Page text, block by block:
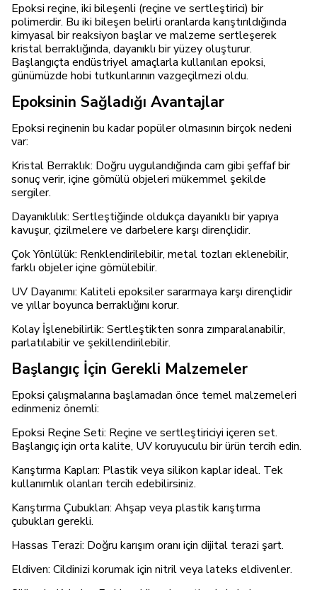
Epoksi reçine, iki bileşenli (reçine ve sertleştirici) bir
polimerdir. Bu iki bileşen belirli oranlarda karıştırıldığında
kimyasal bir reaksiyon başlar ve malzeme sertleşerek
kristal berraklığında, dayanıklı bir yüzey oluşturur.
Başlangıçta endüstriyel amaçlarla kullanılan epoksi,
günümüzde hobi tutkunlarının vazgeçilmezi oldu.
Epoksinin Sağladığı Avantajlar
Epoksi reçinenin bu kadar popüler olmasının birçok nedeni
var:
Kristal Berraklık: Doğru uygulandığında cam gibi şeffaf bir
sonuç verir, içine gömülü objeleri mükemmel şekilde
sergiler.
Dayanıklılık: Sertleştiğinde oldukça dayanıklı bir yapıya
kavuşur, çizilmelere ve darbelere karşı dirençlidir.
Çok Yönlülük: Renklendirilebilir, metal tozları eklenebilir,
farklı objeler içine gömülebilir.
UV Dayanımı: Kaliteli epoksiler sararmaya karşı dirençlidir
ve yıllar boyunca berraklığını korur.
Kolay İşlenebilirlik: Sertleştikten sonra zımparalanabilir,
parlatılabilir ve şekillendirilebilir.
Başlangıç İçin Gerekli Malzemeler
Epoksi çalışmalarına başlamadan önce temel malzemeleri
edinmeniz önemli:
Epoksi Reçine Seti: Reçine ve sertleştiriciyi içeren set.
Başlangıç için orta kalite, UV koruyuculu bir ürün tercih edin.
Karıştırma Kapları: Plastik veya silikon kaplar ideal. Tek
kullanımlık olanları tercih edebilirsiniz.
Karıştırma Çubukları: Ahşap veya plastik karıştırma
çubukları gerekli.
Hassas Terazi: Doğru karışım oranı için dijital terazi şart.
Eldiven: Cildinizi korumak için nitril veya lateks eldivenler.